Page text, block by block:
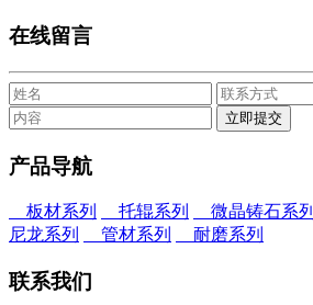
在线留言
产品导航
板材系列 托辊系列 微晶铸石系列
尼龙系列
管材系列 耐磨系列
联系我们